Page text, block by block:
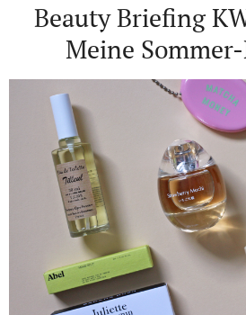
Beauty Briefing
Meine